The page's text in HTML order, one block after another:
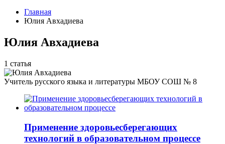
Главная
Юлия Авхадиева
Юлия Авхадиева
1 статья
Учитель русского языка и литературы МБОУ СОШ № 8
Применение здоровьесберегающих
технологий в образовательном процессе